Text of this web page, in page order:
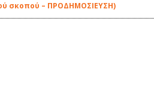
σκοπού – ΠΡΟΔΗΜΟΣΙΕΥΣΗ)